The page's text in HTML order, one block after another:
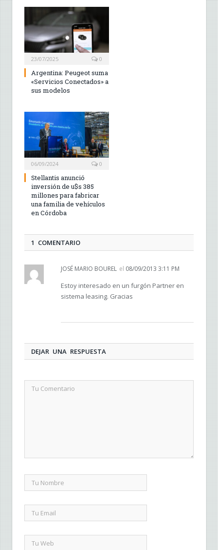
23/07/2025 0
Argentina: Peugeot suma
«Servicios Conectados» a
sus modelos
06/09/2024 0
Stellantis anunció
inversión de u$s 385
millones para fabricar
una familia de vehículos
en Córdoba
1 COMENTARIO
JOSÉ MARIO BOUREL el 08/09/2013 3:11 PM
Estoy interesado en un furgón Partner en
sistema leasing. Gracias
DEJAR UNA RESPUESTA